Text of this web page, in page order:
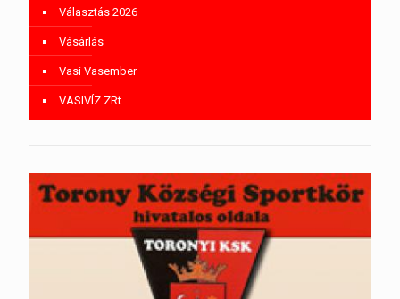
Választás 2026
Vásárlás
Vasi Vasember
VASIVÍZ ZRt.